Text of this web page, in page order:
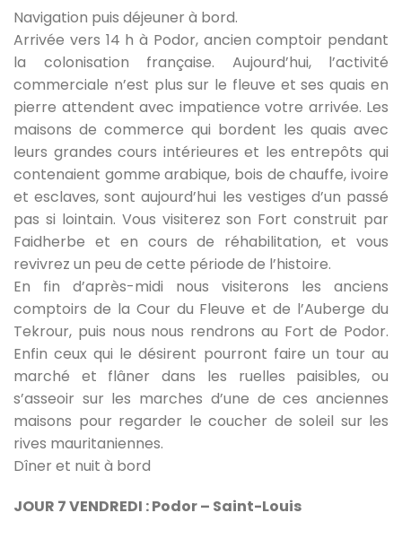
Navigation puis déjeuner à bord.
Arrivée vers 14 h à Podor, ancien comptoir pendant
la colonisation française. Aujourd’hui, l’activité
commerciale n’est plus sur le fleuve et ses quais en
pierre attendent avec impatience votre arrivée. Les
maisons de commerce qui bordent les quais avec
leurs grandes cours intérieures et les entrepôts qui
contenaient gomme arabique, bois de chauffe, ivoire
et esclaves, sont aujourd’hui les vestiges d’un passé
pas si lointain. Vous visiterez son Fort construit par
Faidherbe et en cours de réhabilitation, et vous
revivrez un peu de cette période de l’histoire.
En fin d’après-midi nous visiterons les anciens
comptoirs de la Cour du Fleuve et de l’Auberge du
Tekrour, puis nous nous rendrons au Fort de Podor.
Enfin ceux qui le désirent pourront faire un tour au
marché et flâner dans les ruelles paisibles, ou
s’asseoir sur les marches d’une de ces anciennes
maisons pour regarder le coucher de soleil sur les
rives mauritaniennes.
Dîner et nuit à bord
JOUR 7 VENDREDI : Podor – Saint-Louis